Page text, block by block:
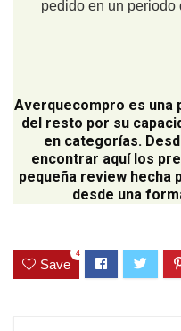
pedido en un periodo
Averquecompro es una
del resto por su
en categorías.
encontrar aquí los
pequeña review
desde una
Save
4